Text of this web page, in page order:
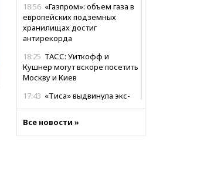
18:56 «Газпром»: объем газа в
европейских подземных
хранилищах достиг
антирекорда
18:25 ТАСС: Уиткофф и
Кушнер могут вскоре посетить
Москву и Киев
17:43 «Тиса» выдвинула экс-
Венгрии
Все новости »